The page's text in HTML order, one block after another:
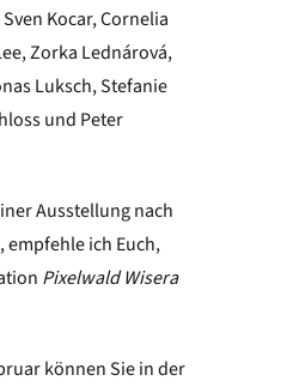
Kocar, Cornelia
Zorka Lednárová,
Luksch, Stefanie
und Peter
Ausstellung nach
empfehle ich Euch,
Pixelwald Wisera
können Sie in der